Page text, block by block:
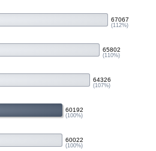
67067
(112%)
65802
(110%)
64326
(107%)
60192
(100%)
60022
(100%)